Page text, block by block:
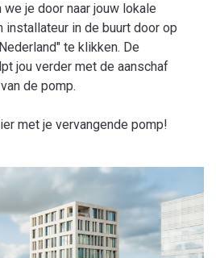
je door naar jouw lokale
installateur in de buurt door op
te klikken. De
jou verder met de aanschaf
de pomp.
met je vervangende pomp!